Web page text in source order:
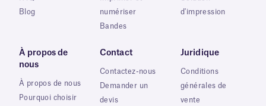
Blog
numériser
Bandes
d'impression
À propos de
nous
À propos de nous
Pourquoi choisir
Contact
Contactez-nous
Demander un
devis
Juridique
Conditions
générales de
vente